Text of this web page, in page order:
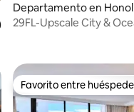
promedio: 4.93 de 5; 129
Departamento en
29FL-Upscale City &
Favorito entre
Favorito entre